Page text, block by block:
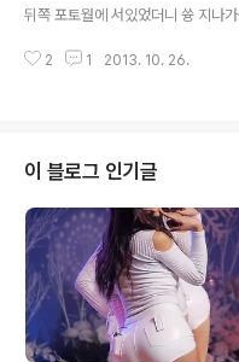
뒤쪽 포토월에 서있었더니 쓩 지나
2 1 2013. 10. 26.
이 블로그 인기글